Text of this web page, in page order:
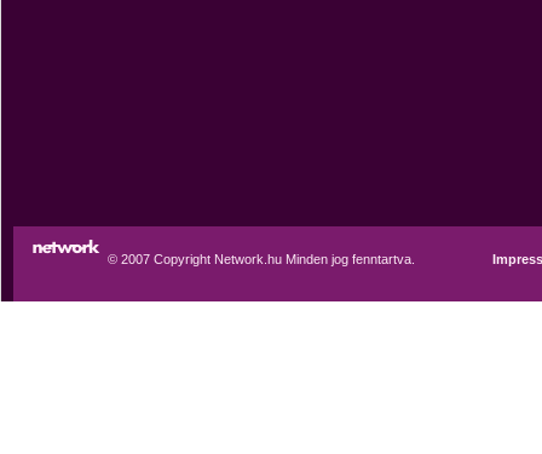
© 2007 Copyright Network.hu Minden jog fenntartva.